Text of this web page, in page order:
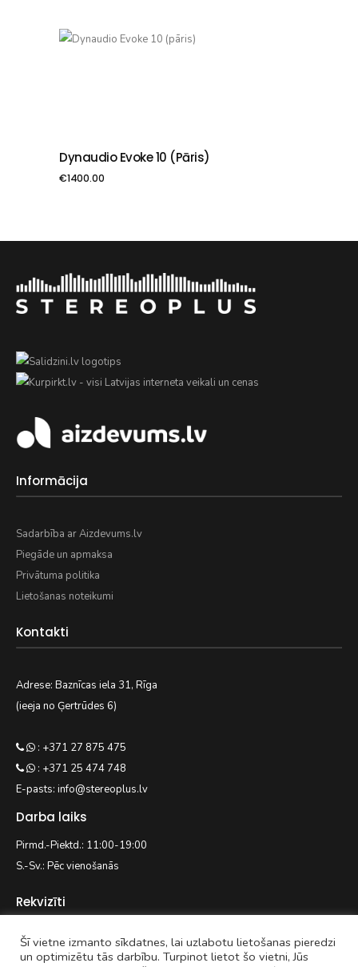
PIEVIENOT GROZAM
Dynaudio Evoke 10 (pāris)
€1400.00
Informācija
Sadarbība ar Aizdevums.lv
Piegāde un apmaksa
Privātuma politika
Lietošanas noteikumi
Kontakti
Adrese: Baznīcas iela 31, Rīga
(ieeja no Ģertrūdes 6)
: +371 27 875 475
: +371 25 474 748
E-pasts: info@stereoplus.lv
Darba laiks
Pirmd.-Piektd.: 11:00-19:00
S.-Sv.: Pēc vienošanās
Rekvizīti
EASYWAY.LV SIA
Šī vietne izmanto sīkdatnes, lai uzlabotu lietošanas pieredzi
un optimizētu tās darbību. Turpinot lietot šo vietni, Jūs